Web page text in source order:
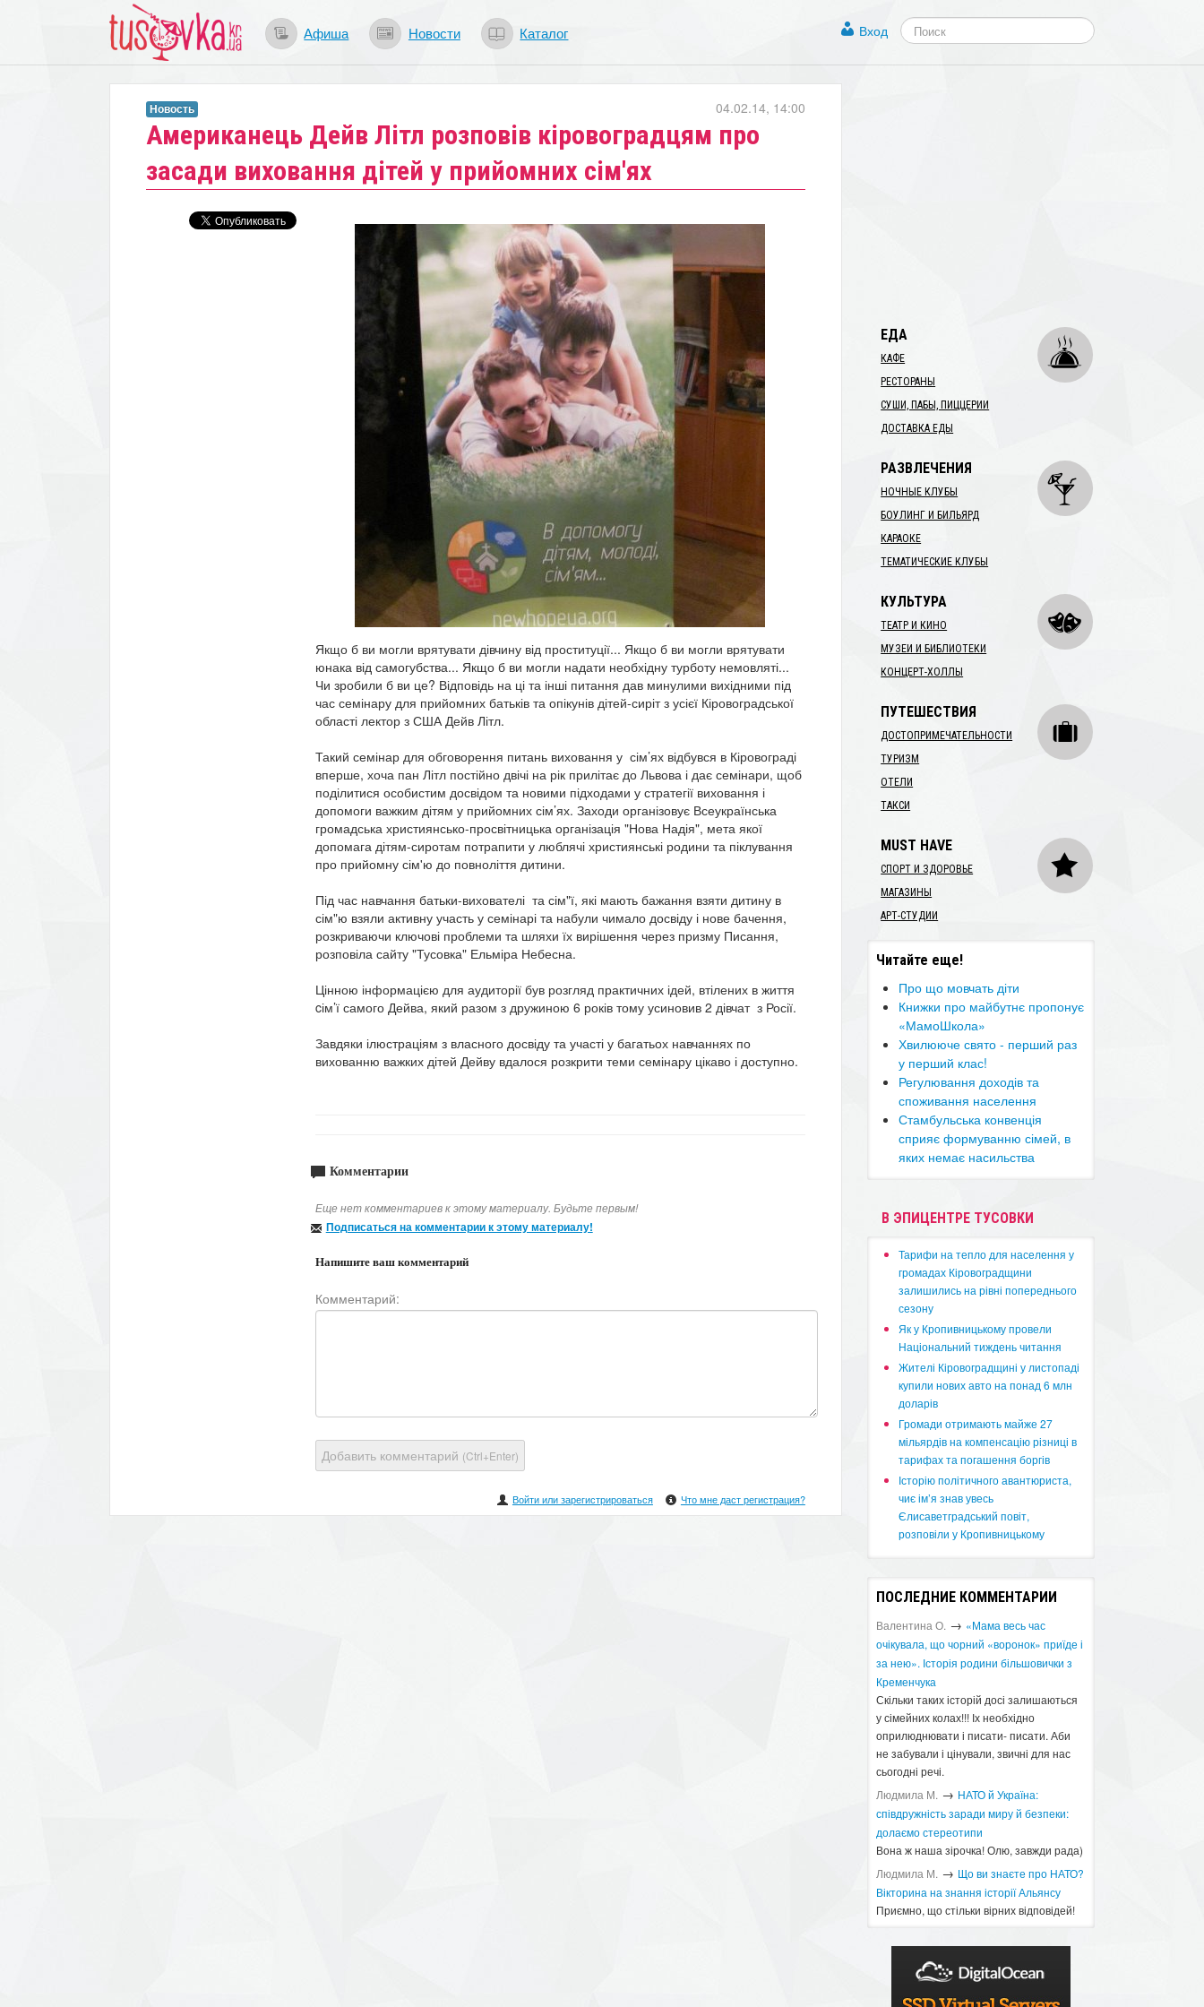
Афиша Новости Каталог Вход
Американець Дейв Літл розповів кіровоградцям про
засади виховання дітей у прийомних сім'ях
04.02.14, 14:00
Новость
Якщо б ви могли врятувати дівчину від проституції... Якщо б ви могли врятувати
юнака від самогубства... Якщо б ви могли надати необхідну турботу немовляті...
Чи зробили б ви це? Відповідь на ці та інші питання дав минулими вихідними під
час семінару для прийомних батьків та опікунів дітей-сиріт з усієї Кіровоградської
області лектор з США Дейв Літл.
Такий семінар для обговорення питань виховання у сім’ях відбувся в Кіровограді
вперше, хоча пан Літл постійно двічі на рік прилітає до Львова і дає семінари, щоб
поділитися особистим досвідом та новими підходами у стратегії виховання і
допомоги важким дітям у прийомних сім’ях. Заходи організовує Всеукраїнська
громадська християнсько-просвітницька організація "Нова Надія", мета якої
допомага дітям-сиротам потрапити у люблячі християнські родини та піклування
про прийомну сім'ю до повноліття дитини.
Під час навчання батьки-вихователі та сім"ї, які мають бажання взяти дитину в
сім"ю взяли активну участь у семінарі та набули чимало досвіду і нове бачення,
розкриваючи ключові проблеми та шляхи їх вирішення через призму Писання,
розповіла сайту "Тусовка" Ельміра Небесна.
Цінною інформацією для аудиторії був розгляд практичних ідей, втілених в життя
cім’ї самого Дейва, який разом з дружиною 6 років тому усиновив 2 дівчат з Росії.
Завдяки ілюстраціям з власного досвіду та участі у багатьох навчаннях по
вихованню важких дітей Дейву вдалося розкрити теми семінару цікаво і доступно.
Комментарии
Еще нет комментариев к этому материалу. Будьте первым!
Подписаться на комментарии к этому материалу!
Напишите ваш комментарий
Комментарий:
Добавить комментарий (Ctrl+Enter)
Войти или зарегистрироваться Что мне даст регистрация?
ЕДА
КАФЕ
РЕСТОРАНЫ
СУШИ, ПАБЫ, ПИЦЦЕРИИ
ДОСТАВКА ЕДЫ
РАЗВЛЕЧЕНИЯ
НОЧНЫЕ КЛУБЫ
БОУЛИНГ И БИЛЬЯРД
КАРАОКЕ
ТЕМАТИЧЕСКИЕ КЛУБЫ
КУЛЬТУРА
ТЕАТР И КИНО
МУЗЕИ И БИБЛИОТЕКИ
КОНЦЕРТ-ХОЛЛЫ
ПУТЕШЕСТВИЯ
ДОСТОПРИМЕЧАТЕЛЬНОСТИ
ТУРИЗМ
ОТЕЛИ
ТАКСИ
MUST HAVE
СПОРТ И ЗДОРОВЬЕ
МАГАЗИНЫ
АРТ-СТУДИИ
Читайте еще!
​Про що мовчать діти
Книжки про майбутнє пропонує
«МамоШкола»
Хвилююче свято - перший раз
у перший клас!
Регулювання доходів та
споживання населення
​Стамбульська конвенція
сприяє формуванню сімей, в
яких немає насильства
В ЭПИЦЕНТРЕ ТУСОВКИ
​Тарифи на тепло для населення у
громадах Кіровоградщини
залишились на рівні попереднього
сезону
​Як у Кропивницькому провели
Національний тиждень читання
​Жителі Кіровоградщині у листопаді
купили нових авто на понад 6 млн
доларів
​Громади отримають майже 27
мільярдів на компенсацію різниці в
тарифах та погашення боргів
Історію політичного авантюриста,
чиє ім’я знав увесь
Єлисаветградський повіт,
розповіли у Кропивницькому
ПОСЛЕДНИЕ КОММЕНТАРИИ
Валентина О. → «Мама весь час
очікувала, що чорний «воронок» приїде і
за нею». Історія родини більшовички з
Кременчука
Скільки таких історій досі залишаються
у сімейних колах!!! Іх необхідно
оприлюднювати і писати- писати. Аби
не забували і цінували, звичні для нас
сьогодні речі.
Людмила М. → ​НАТО й Україна:
співдружність заради миру й безпеки:
долаємо стереотипи
Вона ж наша зірочка! Олю, завжди рада)
Людмила М. → Що ви знаєте про НАТО?
Вікторина на знання історії Альянсу ​
Приємно, що стільки вірних відповідей!